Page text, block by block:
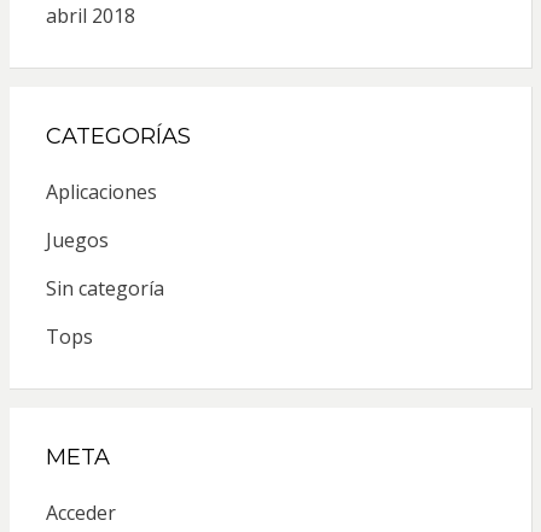
abril 2018
CATEGORÍAS
Aplicaciones
Juegos
Sin categoría
Tops
META
Acceder